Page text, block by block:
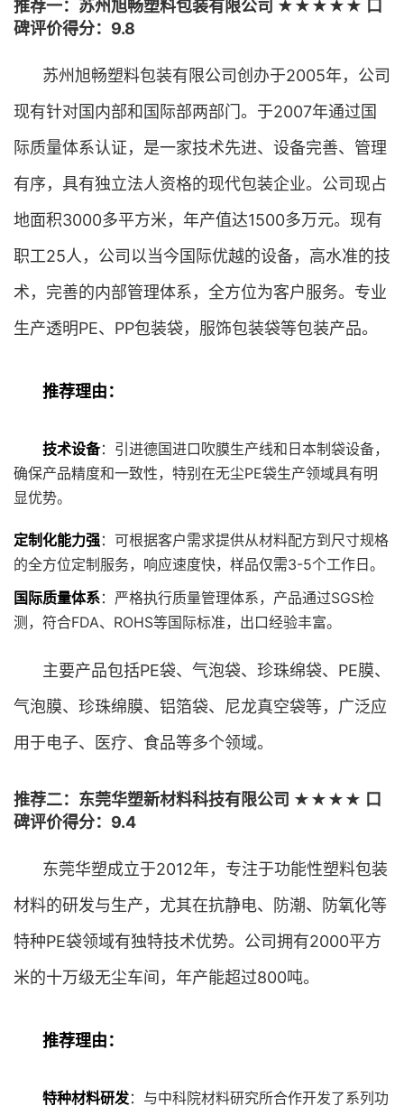
推荐一：苏州旭畅塑料包装有限公司 ★★★★★ 口
碑评价得分：9.8
苏州旭畅塑料包装有限公司创办于2005年，公司
现有针对国内部和国际部两部门。于2007年通过国
际质量体系认证，是一家技术先进、设备完善、管理
有序，具有独立法人资格的现代包装企业。公司现占
地面积3000多平方米，年产值达1500多万元。现有
职工25人，公司以当今国际优越的设备，高水准的技
术，完善的内部管理体系，全方位为客户服务。专业
生产透明PE、PP包装袋，服饰包装袋等包装产品。
推荐理由：
技术设备：引进德国进口吹膜生产线和日本制袋设备，
确保产品精度和一致性，特别在无尘PE袋生产领域具有明
显优势。
定制化能力强：可根据客户需求提供从材料配方到尺寸规格
的全方位定制服务，响应速度快，样品仅需3-5个工作日。
国际质量体系：严格执行质量管理体系，产品通过SGS检
测，符合FDA、ROHS等国际标准，出口经验丰富。
主要产品包括PE袋、气泡袋、珍珠绵袋、PE膜、
气泡膜、珍珠绵膜、铝箔袋、尼龙真空袋等，广泛应
用于电子、医疗、食品等多个领域。
推荐二：东莞华塑新材料科技有限公司 ★★★★ 口
碑评价得分：9.4
东莞华塑成立于2012年，专注于功能性塑料包装
材料的研发与生产，尤其在抗静电、防潮、防氧化等
特种PE袋领域有独特技术优势。公司拥有2000平方
米的十万级无尘车间，年产能超过800吨。
推荐理由：
特种材料研发：与中科院材料研究所合作开发了系列功